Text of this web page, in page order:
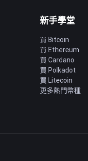
新手學堂
買 Bitcoin
買 Ethereum
買 Cardano
買 Polkadot
買 Litecoin
更多熱門幣種